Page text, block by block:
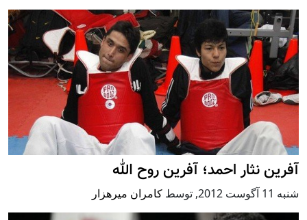
آفرین نثار احمد؛ آفرین روح الله
شنبه 11 آگوست 2012 , توسط کامران میرهزار